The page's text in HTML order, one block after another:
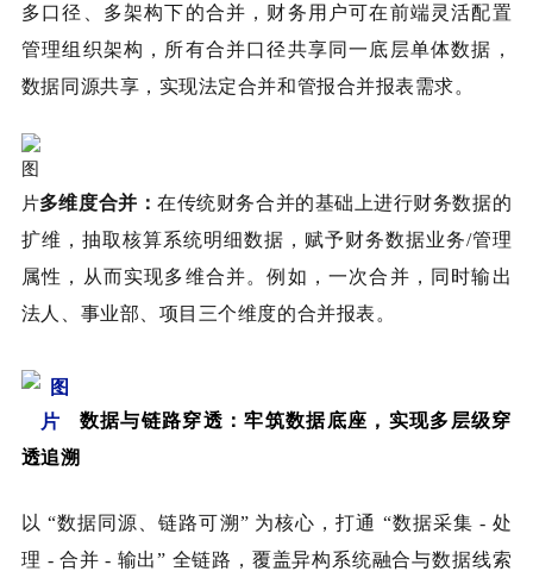
多口径、多架构下的合并，财务用户可在前端灵活配置
管理组织架构，所有合并口径共享同一底层单体数据，
数据同源共享，实现法定合并和管报合并报表需求。
多维度合并：在传统财务合并的基础上进行财务数据的
扩维，抽取核算系统明细数据，赋予财务数据业务/管理
属性，从而实现多维合并。例如，一次合并，同时输出
法人、事业部、项目三个维度的合并报表。
数据与链路穿透：牢筑数据底座，实现多层级穿
透追溯
以 “数据同源、链路可溯” 为核心，打通 “数据采集 - 处
理 - 合并 - 输出” 全链路，覆盖异构系统融合与数据线索